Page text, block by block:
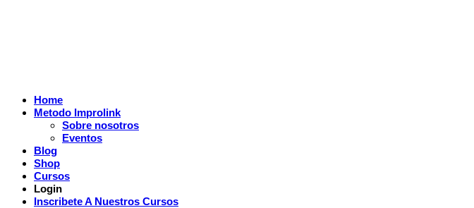
Home
Metodo Improlink
Sobre nosotros
Eventos
Blog
Shop
Cursos
Login
Inscribete A Nuestros Cursos